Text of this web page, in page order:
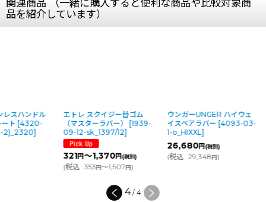
関連商品 （一緒に購入すると便利な商品や比較対象商
品を紹介しています）
スハンドル
ト [4320-
2)_2320]
エトレ スクイジー替ゴム
（マスターラバー）
1939-
09-12-sk_1397/12]
321 円～1,370円(税別)
(税込: 353円～1,507円)
ウンガーUNGER ハイウェ
イスペアラバー 4093-03-
1-o_HIXXL]
26,680円(税別)
(税込: 29,348円)
4/ 4